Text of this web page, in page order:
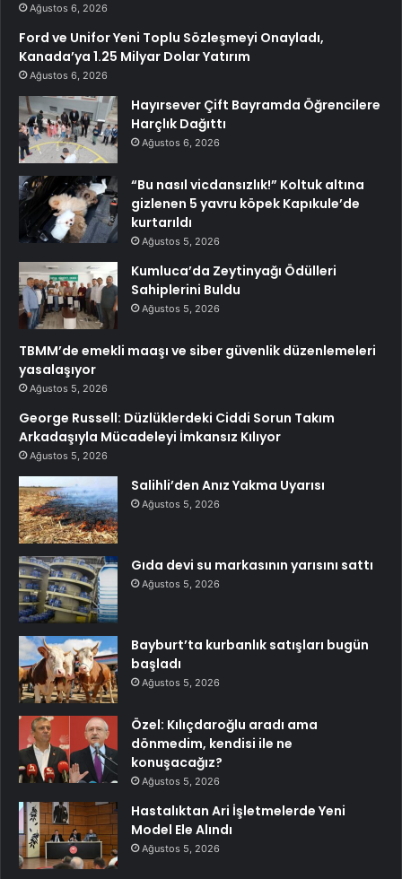
Ağustos 6, 2026
Ford ve Unifor Yeni Toplu Sözleşmeyi Onayladı,
Kanada’ya 1.25 Milyar Dolar Yatırım
Ağustos 6, 2026
Hayırsever Çift Bayramda Öğrencilere
Harçlık Dağıttı
Ağustos 6, 2026
“Bu nasıl vicdansızlık!” Koltuk altına
gizlenen 5 yavru köpek Kapıkule’de
kurtarıldı
Ağustos 5, 2026
Kumluca’da Zeytinyağı Ödülleri
Sahiplerini Buldu
Ağustos 5, 2026
TBMM’de emekli maaşı ve siber güvenlik düzenlemeleri
yasalaşıyor
Ağustos 5, 2026
George Russell: Düzlüklerdeki Ciddi Sorun Takım
Arkadaşıyla Mücadeleyi İmkansız Kılıyor
Ağustos 5, 2026
Salihli’den Anız Yakma Uyarısı
Ağustos 5, 2026
Gıda devi su markasının yarısını sattı
Ağustos 5, 2026
Bayburt’ta kurbanlık satışları bugün
başladı
Ağustos 5, 2026
Özel: Kılıçdaroğlu aradı ama
dönmedim, kendisi ile ne
konuşacağız?
Ağustos 5, 2026
Hastalıktan Ari İşletmelerde Yeni
Model Ele Alındı
Ağustos 5, 2026